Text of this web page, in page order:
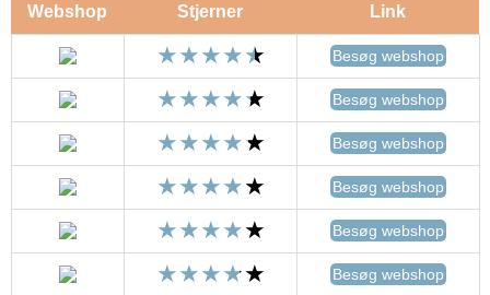
Webshop Stjerner Link
Besøg webshop
Besøg webshop
Besøg webshop
Besøg webshop
Besøg webshop
Besøg webshop